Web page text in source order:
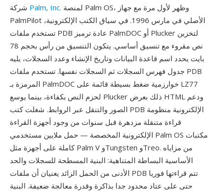
Palm, Inc.
PalmPilot الأصلي في مارس 1996. في سياق الكتب الإلكترونية،
تستخدم ملفات PDB عادة ترميز PalmDOC أو Plucker لتخزين
نص مقروء مع تنسيق أساسي. يتكون التنسيق من رأس بحجم 78
بايت يحدد اسم قاعدة البيانات وتاريخ الإنشاء وعدد السجلات، يليه
جدول فهرس السجلات ثم السجلات نفسها. تستخدم ملفات PDB
المرمزة بـ PalmDOC خوارزمية ضغط بسيطة قائمة على LZ77
لحزم النص بكفاءة، بينما يوسع Plucker ذلك بعرض HTML ودعم
الصور والتنقل عبر الروابط. شغلت كتب PDB الإلكترونية منظومة
قراءة متنقلة مزدهرة قبل سنوات من وجود أجهزة القراءة
الإلكترونية المخصصة — حمل ملايين مستخدمي Palm OS مكتبات
كاملة على أجهزة مثل Palm V وTungsten وTreo. من مزاياه
الأساسية البساطة المتناهية: البنية المسطحة للسجلات والحد
الأدنى من الحمل الزائد يعنيان أن ملفات PDB تتم قراءتها فوريا
حتى على عتاد محدود جدا بذاكرة وقدرة معالجة ضعيفة. البنية